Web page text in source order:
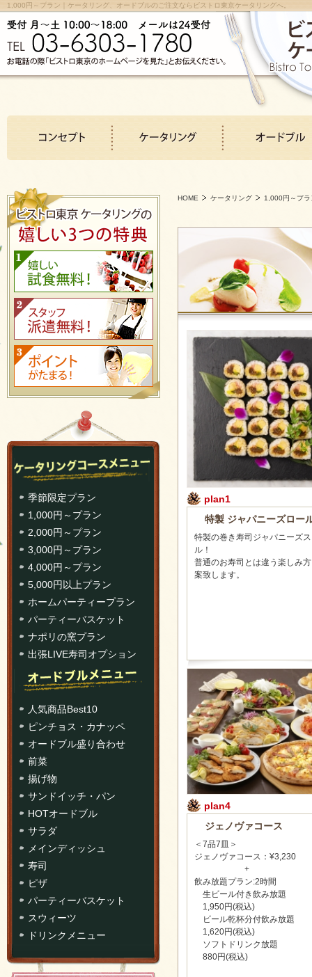
1,000円～プラン｜ケータリング、オードブルのご注文ならビストロ東京ケータリングへ。
季節限定プラン
1,000円～プラン
2,000円～プラン
3,000円～プラン
4,000円～プラン
5,000円以上プラン
ホームパーティープラン
パーティーバスケット
ナポリの窯プラン
出張LIVE寿司オプション
人気商品Best10
ピンチョス・カナッペ
オードブル盛り合わせ
前菜
揚げ物
サンドイッチ・パン
HOTオードブル
サラダ
メインディッシュ
寿司
ピザ
パーティーバスケット
スウィーツ
ドリンクメニュー
HOME ケータリング 1,000円～プラ
plan1
特製 ジャパニーズロー
特製の巻き寿司ジャパニーズ
ル！
普通のお寿司とは違う楽しみ
案致します。
plan4
ジェノヴァコース
＜7品7皿＞
ジェノヴァコース：¥3,230
+
飲み放題プラン:2時間
生ビール付き飲み放題
1,950円(税込)
ビール乾杯分付飲み放題
1,620円(税込)
ソフトドリンク放題
880円(税込)